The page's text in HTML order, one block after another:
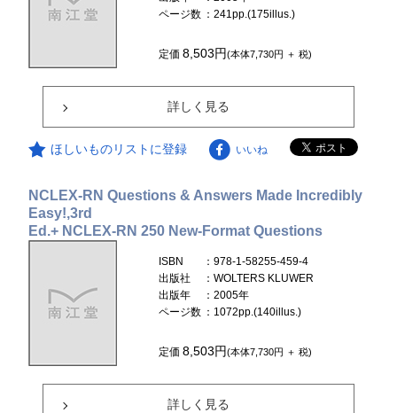
ページ数 ：241pp.(175illus.)
定価8,503円(本体7,730円 ＋ 税)
詳しく見る
ほしいものリストに登録 いいね
NCLEX-RN Questions & Answers Made Incredibly
Easy!,3rd
Ed.+ NCLEX-RN 250 New-Format Questions
ISBN
：978-1-58255-459-4
出版社
：WOLTERS KLUWER
出版年
：2005年
ページ数 ：1072pp.(140illus.)
定価8,503円(本体7,730円 ＋ 税)
詳しく見る